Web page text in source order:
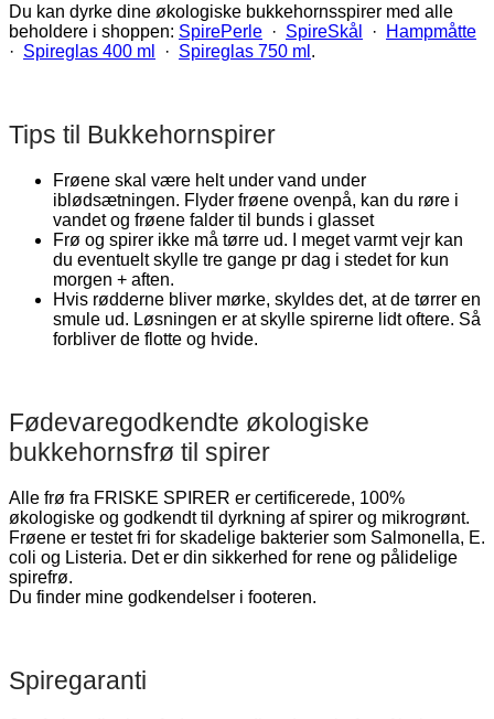
Du kan dyrke dine økologiske bukkehornsspirer med alle
beholdere i shoppen: SpirePerle · SpireSkål ·
Hampmåtte
· Spireglas 400 ml · Spireglas 750 ml .
Tips til Bukkehornspirer
Frøene skal være helt under vand under
iblødsætningen. Flyder frøene ovenpå, kan du røre i
vandet og frøene falder til bunds i glasset
Frø og spirer ikke må tørre ud. I meget varmt vejr kan
du eventuelt skylle tre gange pr dag i stedet for kun
morgen + aften.
Hvis rødderne bliver mørke, skyldes det, at de tørrer en
smule ud. Løsningen er at skylle spirerne lidt oftere. Så
forbliver de flotte og hvide.
Fødevaregodkendte økologiske
bukkehornsfrø til spirer
Alle frø fra FRISKE SPIRER er certificerede, 100%
økologiske og godkendt til dyrkning af spirer og mikrogrønt.
Frøene er testet fri for skadelige bakterier som Salmonella, E.
coli og Listeria. Det er din sikkerhed for rene og pålidelige
spirefrø.
Du finder mine godkendelser i footeren.
Spiregaranti